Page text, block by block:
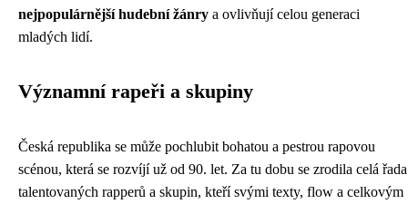
nejpopulárnější hudební žánry a ovlivňují celou generaci
mladých lidí.
Významní rapeři a skupiny
Česká republika se může pochlubit bohatou a pestrou rapovou
scénou, která se rozvíjí už od 90. let. Za tu dobu se zrodila celá řada
talentovaných rapperů a skupin, kteří svými texty, flow a celkovým